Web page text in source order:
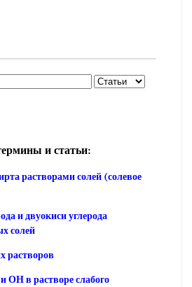
и статьи:
растворами солей (солевое
и двуокиси углерода
солей
растворов
ОН в растворе слабого